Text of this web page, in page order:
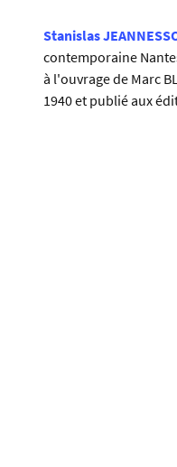
Stanislas
contemporaine
à l'ouvrage de Marc
1940 et publié aux